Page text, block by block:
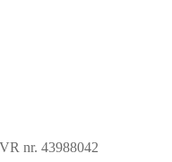
nr. 43988042